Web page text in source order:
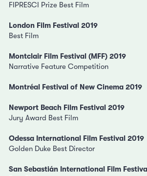
FIPRESCI Prize Best Film
London Film Festival 2019
Best Film
Montclair Film Festival (MFF) 2019
Narrative Feature Competition
Montréal Festival of New Cinema 2019
Newport Beach Film Festival 2019
Jury Award Best Film
Odessa International Film Festival 2019
Golden Duke Best Director
San Sebastián International Film